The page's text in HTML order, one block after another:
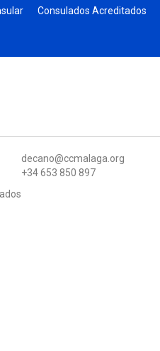
Consulados Acreditados
decano@ccmalaga.org
+34 653 850 897